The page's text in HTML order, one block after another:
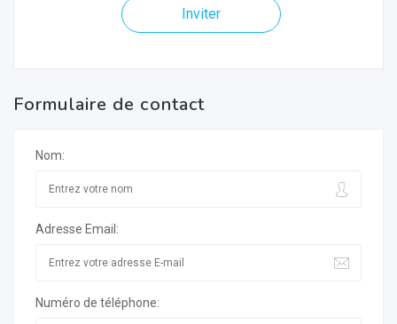
Inviter
Formulaire de contact
Nom:
Adresse Email:
Numéro de téléphone: